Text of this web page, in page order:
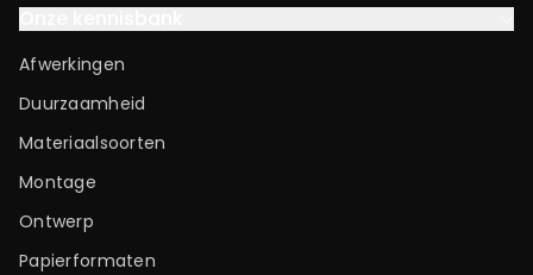
Afwerkingen
Duurzaamheid
Materiaalsoorten
Montage
Ontwerp
Papierformaten